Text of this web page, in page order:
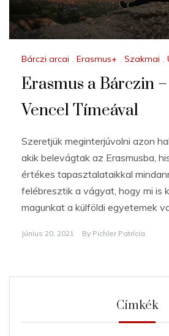
Bárczi arcai Erasmus+ Szakmai
Erasmus a Bárczin
Vencel Tímeával
Szeretjük meginterjúvolni azon
akik belevágtak az Erasmusba,
értékes tapasztalataikkal
felébresztik a vágyat, hogy mi is
magunkat a külföldi egyetemek
Június 20, 2021 By Pichler Patrícia
Címkék